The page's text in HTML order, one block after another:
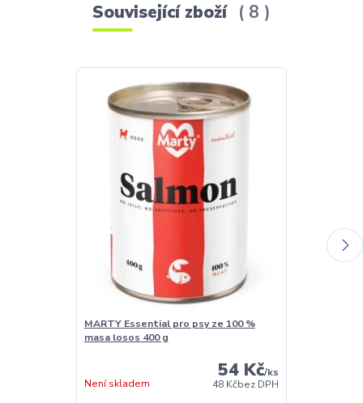
Související zboží 8
MARTY Essential pro psy ze 100 %
masa losos 400 g
54 Kč/ks
48 Kčbez DPH
Není skladem